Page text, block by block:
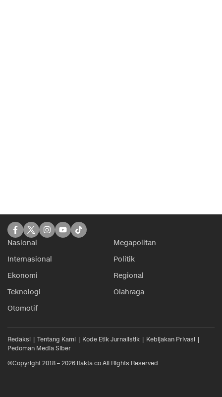
Nasional
Megapolitan
Internasional
Politik
Ekonomi
Regional
Teknologi
Olahraga
Otomotif
Redaksi Tentang Kami Kode Etik Jurnalistik
Kebijakan Privasi
Pedoman Media Siber
©Copyright 2018 – 2026 ifakta.co All Rights Reserved